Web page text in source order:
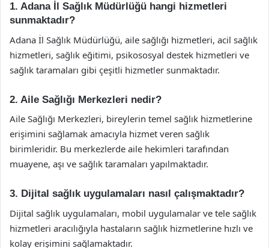
1. Adana İl Sağlık Müdürlüğü hangi hizmetleri
sunmaktadır?
Adana İl Sağlık Müdürlüğü, aile sağlığı hizmetleri, acil sağlık
hizmetleri, sağlık eğitimi, psikososyal destek hizmetleri ve
sağlık taramaları gibi çeşitli hizmetler sunmaktadır.
2. Aile Sağlığı Merkezleri nedir?
Aile Sağlığı Merkezleri, bireylerin temel sağlık hizmetlerine
erişimini sağlamak amacıyla hizmet veren sağlık
birimleridir. Bu merkezlerde aile hekimleri tarafından
muayene, aşı ve sağlık taramaları yapılmaktadır.
3. Dijital sağlık uygulamaları nasıl çalışmaktadır?
Dijital sağlık uygulamaları, mobil uygulamalar ve tele sağlık
hizmetleri aracılığıyla hastaların sağlık hizmetlerine hızlı ve
kolay erişimini sağlamaktadır.